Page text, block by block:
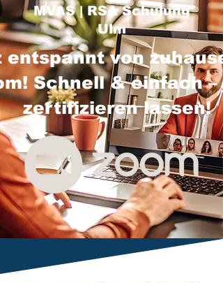
MVAS | RSA Schulung
Ulm
entspannt von
Schnell & einfach –
zertifizieren lassen!